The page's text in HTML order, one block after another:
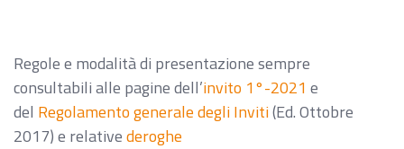
Regole e modalità di presentazione sempre
consultabili alle pagine dell’invito 1°-2021 e
del Regolamento generale degli Inviti(Ed. Ottobre
2017) e relativederoghe